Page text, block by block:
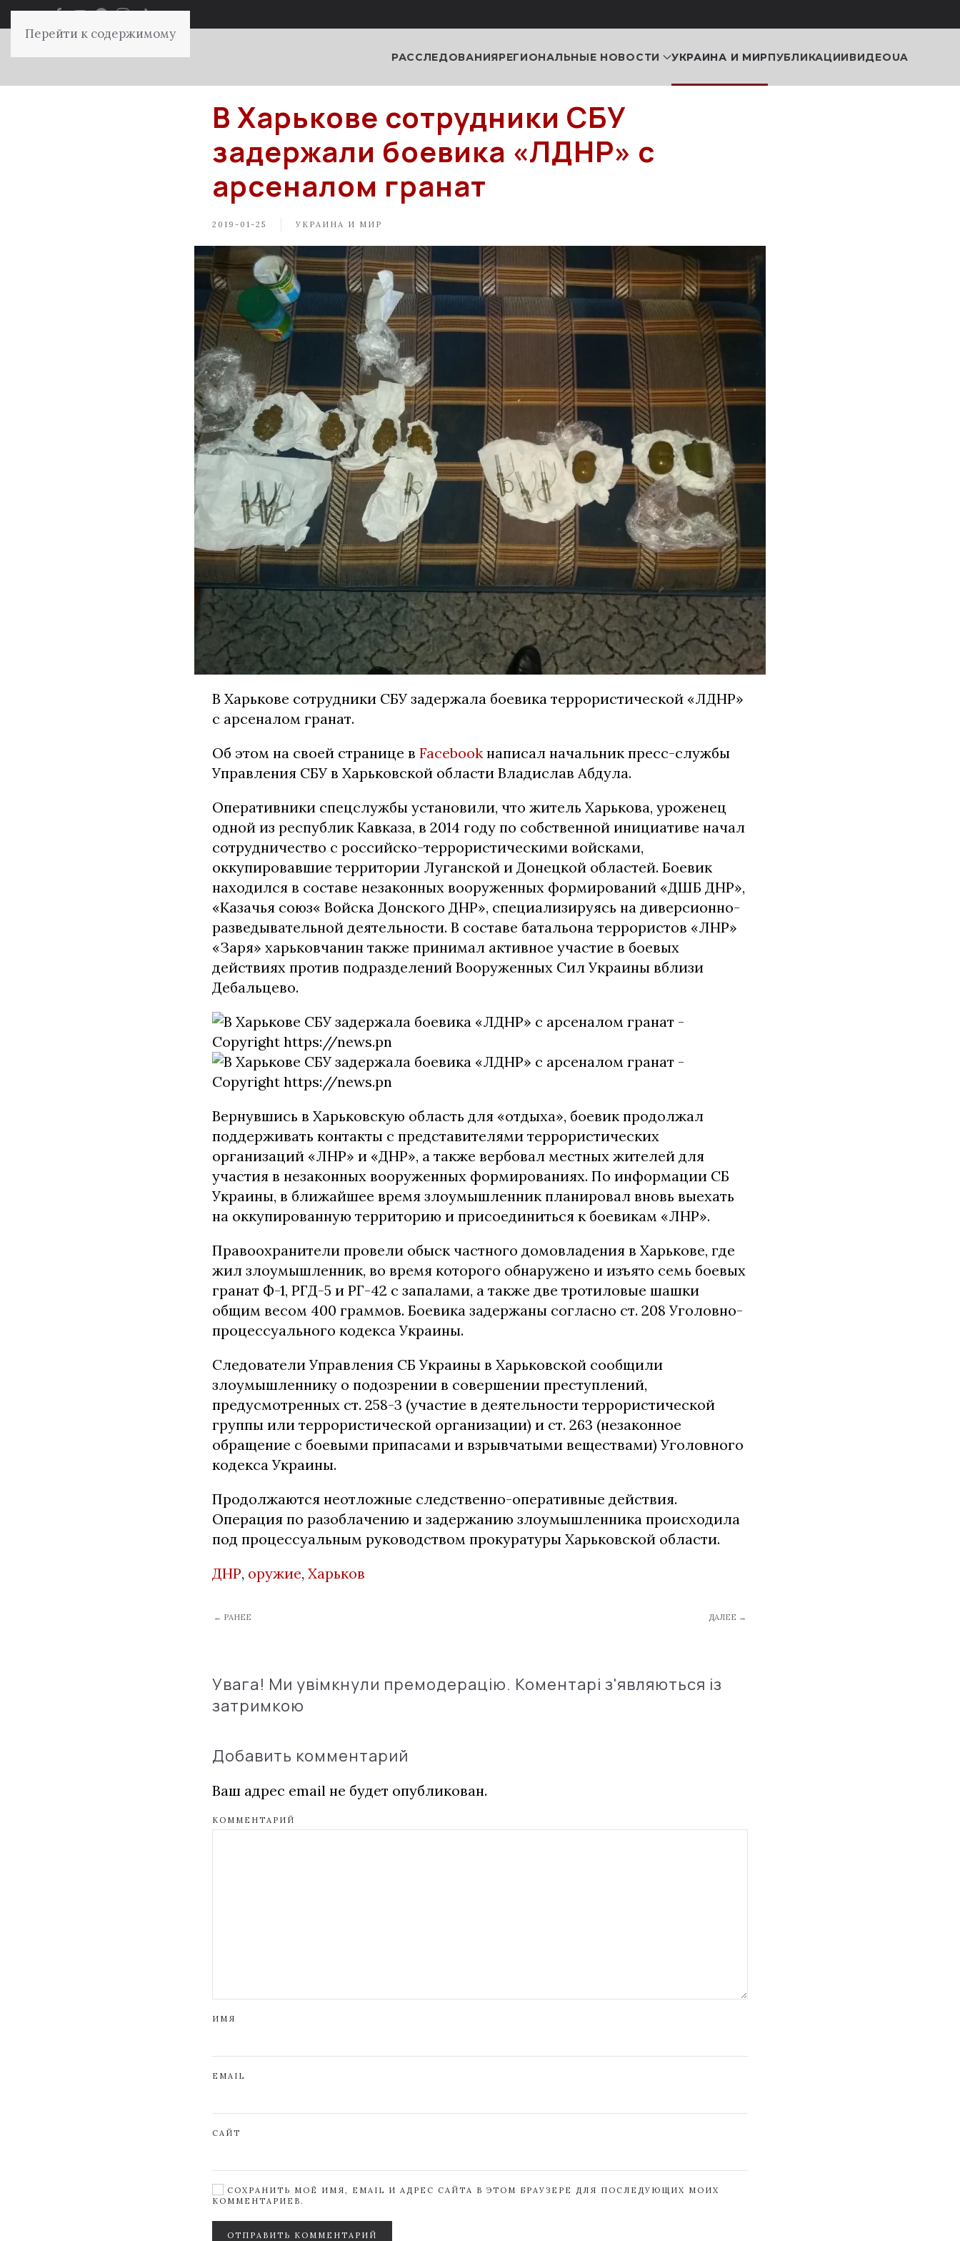
Перейти к содержимому
РАССЛЕДОВАНИЯРЕГИОНАЛЬНЫЕ НОВОСТИ УКРАИНА И МИРПУБЛИКАЦИИВИДЕОUA
В Харькове сотрудники СБУ
задержали боевика «ЛДНР» с
арсеналом гранат
2019-01-25 УКРАИНА И МИР
В Харькове сотрудники СБУ задержала боевика террористической «ЛДНР»
с арсеналом гранат.
Об этом на своей странице в Facebook написал начальник пресс-службы
Управления СБУ в Харьковской области Владислав Абдула.
Оперативники спецслужбы установили, что житель Харькова, уроженец
одной из республик Кавказа, в 2014 году по собственной инициативе начал
сотрудничество с российско-террористическими войсками,
оккупировавшие территории Луганской и Донецкой областей. Боевик
находился в составе незаконных вооруженных формирований «ДШБ ДНР»,
«Казачья союз« Войска Донского ДНР», специализируясь на диверсионно-
разведывательной деятельности. В составе батальона террористов «ЛНР»
«Заря» харьковчанин также принимал активное участие в боевых
действиях против подразделений Вооруженных Сил Украины вблизи
Дебальцево.
Вернувшись в Харьковскую область для «отдыха», боевик продолжал
поддерживать контакты с представителями террористических
организаций «ЛНР» и «ДНР», а также вербовал местных жителей для
участия в незаконных вооруженных формированиях. По информации СБ
Украины, в ближайшее время злоумышленник планировал вновь выехать
на оккупированную территорию и присоединиться к боевикам «ЛНР».
Правоохранители провели обыск частного домовладения в Харькове, где
жил злоумышленник, во время которого обнаружено и изъято семь боевых
гранат Ф-1, РГД-5 и РГ-42 с запалами, а также две тротиловые шашки
общим весом 400 граммов. Боевика задержаны согласно ст. 208 Уголовно-
процессуального кодекса Украины.
Следователи Управления СБ Украины в Харьковской сообщили
злоумышленнику о подозрении в совершении преступлений,
предусмотренных ст. 258-3 (участие в деятельности террористической
группы или террористической организации) и ст. 263 (незаконное
обращение с боевыми припасами и взрывчатыми веществами) Уголовного
кодекса Украины.
Продолжаются неотложные следственно-оперативные действия.
Операция по разоблачению и задержанию злоумышленника происходила
под процессуальным руководством прокуратуры Харьковской области.
ДНР, оружие, Харьков
← РАНЕЕ ДАЛЕЕ →
Увага! Ми увімкнули премодерацію. Коментарі з'являються із
затримкою
Добавить комментарий
Ваш адрес email не будет опубликован.
КОММЕНТАРИЙ
ИМЯ
EMAIL
САЙТ
СОХРАНИТЬ МОЁ ИМЯ, EMAIL И АДРЕС САЙТА В ЭТОМ БРАУЗЕРЕ ДЛЯ ПОСЛЕДУЮЩИХ МОИХ
КОММЕНТАРИЕВ.
ОТПРАВИТЬ КОММЕНТАРИЙ